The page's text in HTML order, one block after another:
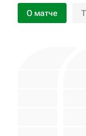
О матче